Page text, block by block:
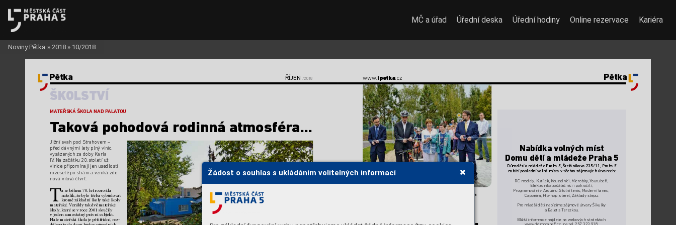
Žádost o souhlas s ukládáním volitelných informací
ŠKOLSTVÍ
MATEŘSKÁ ŠKOLA NAD PALATOU
Taková pohodová rodinná atmosféra...
Jižní svah pod Strahovem –
před dávnými lety plný vinic,
vysázených za doby Karla
IV. Na začátku 20. století už
vinice připomínají jen usedlosti
rozeseté po stráni avzniká zde
nová vilová čtvrť.
Ta se během 70. let rozrostla
natolik, že bylo třeba vybudovat
kromě základní školy také školy
mateřské. Vznikly tak dvě mateřské
školy, které se vroce 2001 sloučily
vjeden samostatný právní subjekt.
Naše mateřská škola je pětitřídní, roz-
Pětka ŘÍJEN /2018
ričová
Nabídka volných míst
Domu dětí a mládeže Praha 5
Dům dětí a mládeže Praha 5, Štefánikova 235/11, Praha 5
nabízí poslední volná místa vtěchto zájmových útvarech:
RC modely, Kutílek, Kouzelníci, Microbity, Youtubeři,
Elektronika začátečníci i pokročilí,
Programování vArduinu, Stolní tenis, Moderní tanec,
Capoeira, Hip-hop, street, Základy stepu.
Pro mladší děti nabízíme zájmové útvary Šikulky
a Balet sTerezkou.
Bližší informace najdete na webových stránkách
www. ipetka.cz Pětka
MČ a úřad Úřední deska Úřední hodiny Online rezervace Kariéra
Noviny Pětka » 2018 » 10/2018